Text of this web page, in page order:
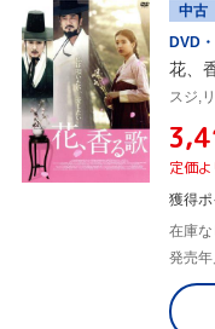
中古
DVD
花、
定価
獲得
在庫な
発売